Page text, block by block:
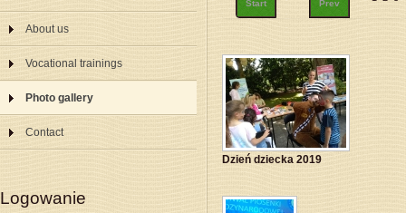
Start Prev
Dzień dziecka 2019
About us
Vocational trainings
Photo gallery
Contact
Logowanie